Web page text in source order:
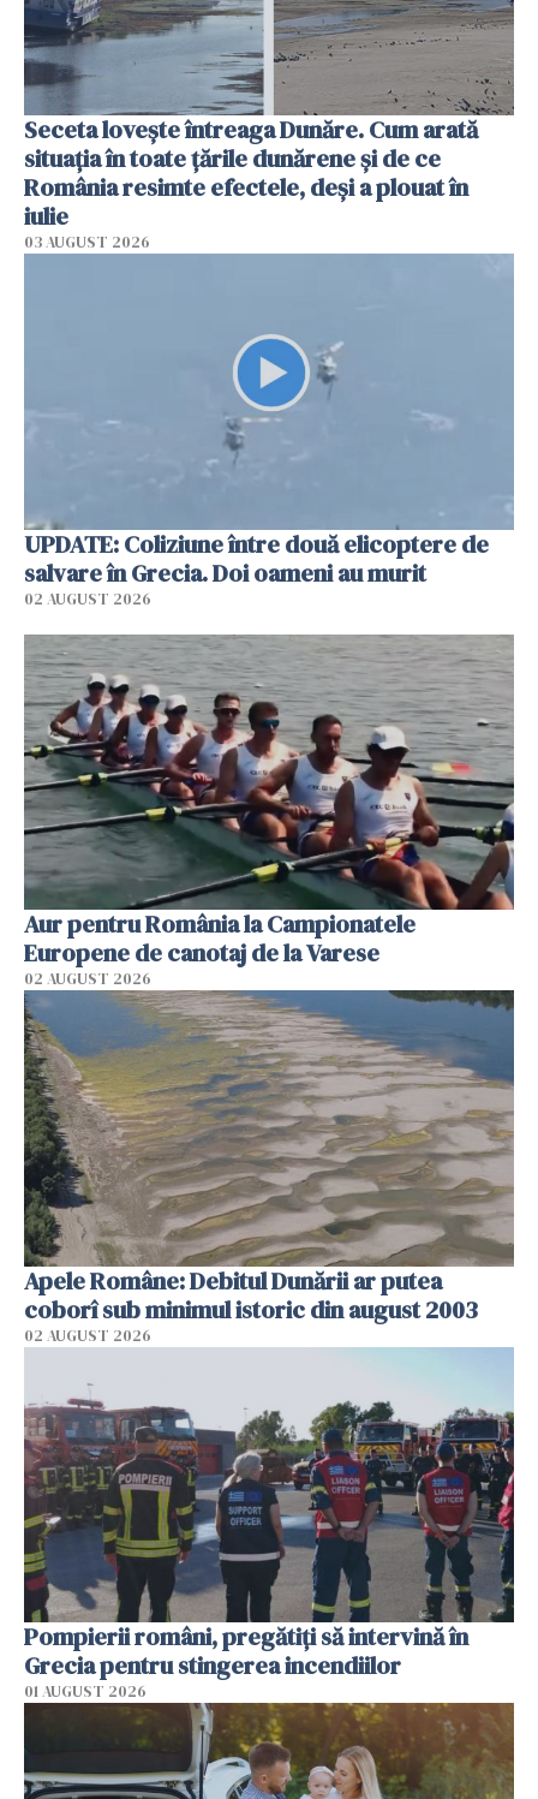
Seceta lovește întreaga Dunăre. Cum arată
situația în toate țările dunărene și de ce
România resimte efectele, deși a plouat în
iulie
03 AUGUST 2026
UPDATE: Coliziune între două elicoptere de
salvare în Grecia. Doi oameni au murit
02 AUGUST 2026
Aur pentru România la Campionatele
Europene de canotaj de la Varese
02 AUGUST 2026
Apele Române: Debitul Dunării ar putea
coborî sub minimul istoric din august 2003
02 AUGUST 2026
Pompierii români, pregătiţi să intervină în
Grecia pentru stingerea incendiilor
01 AUGUST 2026